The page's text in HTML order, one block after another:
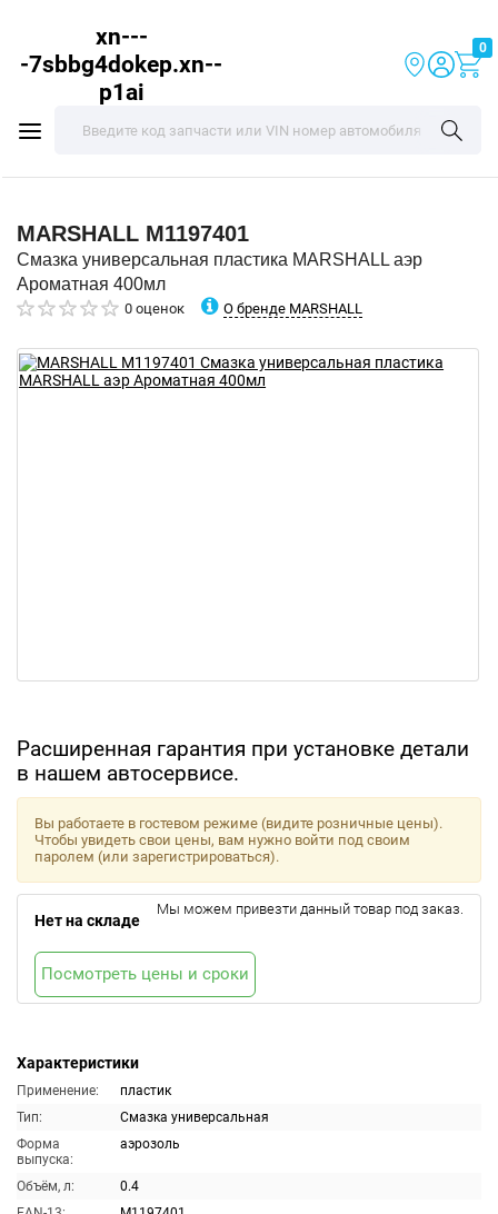
xn---
-7sbbg4dokep.xn--
p1ai
0
MARSHALL M1197401
Смазка универсальная пластика MARSHALL аэр
Ароматная 400мл
0 оценок О бренде MARSHALL
Расширенная гарантия при установке детали
в нашем автосервисе.
Характеристики
Применение:
пластик
Тип:
Смазка универсальная
Форма
выпуска:
аэрозоль
Объём, л:
0.4
Вы работаете в гостевом режиме (видите розничные цены).
Чтобы увидеть свои цены, вам нужно войти под своим
паролем (или зарегистрироваться).
Нет на складе
Мы можем привезти данный товар под заказ.
Посмотреть цены и сроки